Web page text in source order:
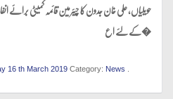
حویلیاں، علی خان جدون کا چیئرمین قائمہ کمیٹی برائے
کے لئے اع�
16 th March 2019 Category: News